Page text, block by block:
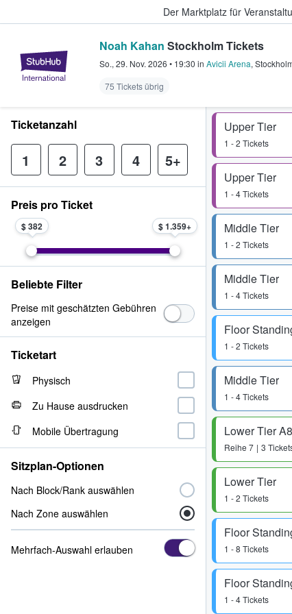
Der Marktplatz für
StubHub - Wo Fans Tickets
Noah Kahan Stockholm Tickets
So., 29. Nov. 2026 • 19:30 in Avicii Arena,
75 Tickets übrig
Upper Tier
1 - 2 Tickets
Upper Tier
1 - 4 Tickets
Middle Tier
1 - 2 Tickets
Middle Tier
1 - 4 Tickets
Floor
1 - 2 Tickets
Middle Tier
1 - 4 Tickets
Lower Tier A8
Reihe 7 3
Lower Tier
1 - 2 Tickets
Floor
1 - 8 Tickets
Floor
1 - 4 Tickets
Ticketanzahl
1 2 3 4 5+
Preis pro Ticket
$ 382 $ 1.359
Beliebte Filter
Preise mit geschätzten Gebühren
anzeigen
Ticketart
Physisch
Zu Hause ausdrucken
Mobile Übertragung
Sitzplan-Optionen
Nach Block/Rank auswählen
Nach Zone auswählen
Mehrfach-Auswahl erlauben